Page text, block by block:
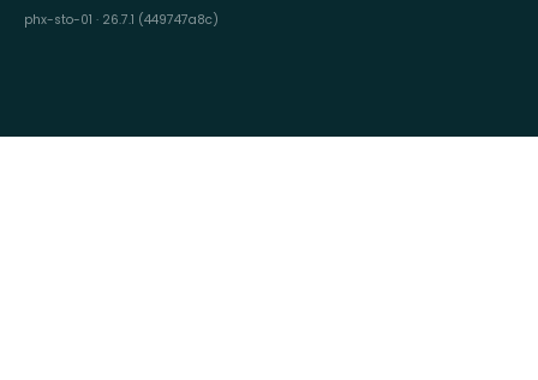
phx-sto-01 · 26.7.1 (449747a8c)